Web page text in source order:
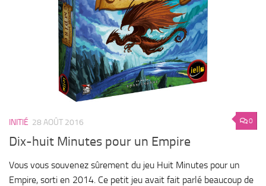
0
INITIÉ 28 AOÛT 2016
Dix-huit Minutes pour un Empire
Vous vous souvenez sûrement du jeu Huit Minutes pour un
Empire, sorti en 2014. Ce petit jeu avait fait parlé beaucoup de